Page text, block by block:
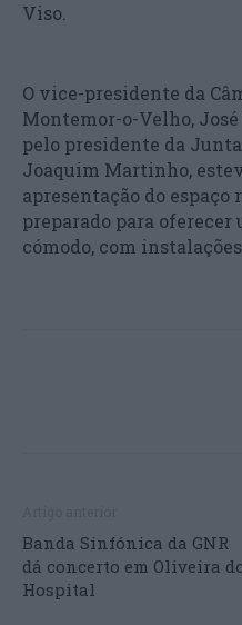
Viso.
O vice-presidente da
Montemor-o-Velho,
pelo presidente da
Joaquim Martinho,
apresentação do espaço
preparado para
cómodo, com
Banda Sinfónica da GNR
dá concerto em Oliveira
Hospital